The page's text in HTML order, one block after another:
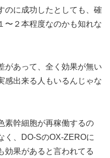
のに成功したとしても、確
〜２本程度なのかも知れな
があって、全く効果が無い
感出来る人もいるんじゃな
素幹細胞が再稼働するの
く、DO-SのOX-ZEROに
効果があると言われてる